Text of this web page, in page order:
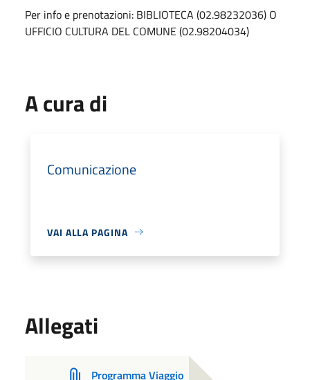
Per info e prenotazioni: BIBLIOTECA (02.98232036) O
UFFICIO CULTURA DEL COMUNE (02.98204034)
A cura di
Comunicazione
VAI ALLA PAGINA
Allegati
Programma Viaggio